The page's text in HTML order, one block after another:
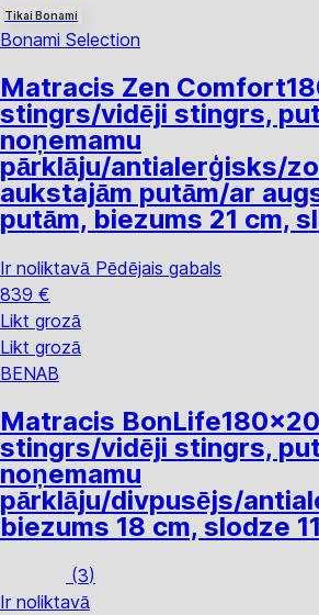
Tikai Bonami
Bonami Selection
Matracis Zen Comfort
stingrs/vidēji stingrs,
noņemamu
pārklāju/antialerģisks/
aukstajām putām/ar
putām, biezums 21 cm,
Ir noliktavā Pēdējais gabals
839 €
Likt grozā
Likt grozā
BENAB
Matracis BonLife
stingrs/vidēji stingrs,
noņemamu
pārklāju/divpusējs/
biezums 18 cm, slodze
(3)
Ir noliktavā